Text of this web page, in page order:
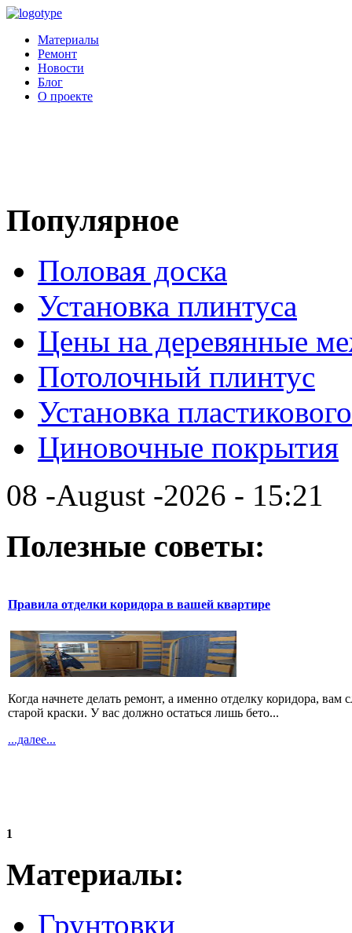
Материалы
Ремонт
Новости
Блог
О проекте
Популярное
Половая доска
Установка плинтуса
Цены на деревянные
Потолочный плинтус
Установка
Циновочные покрытия
08 -August -2026 - 15:21
Полезные советы:
Правила отделки коридора в вашей квартире
Когда начнете делать ремонт, а именно отделку коридора, вам
старой краски. У вас должно остаться лишь бето...
...далее...
1
Материалы:
Грунтовки